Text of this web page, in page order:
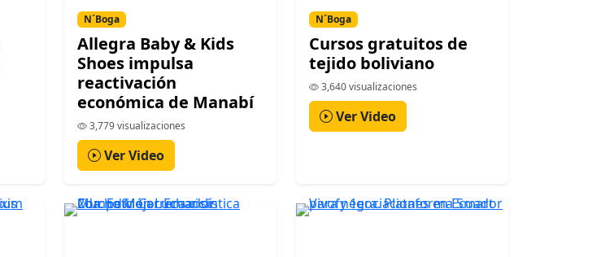
N´Boga
Allegra Baby & Kids
Shoes impulsa
reactivación
económica de Manabí
3,779 visualizaciones
Ver Video
N´Boga
Cursos gratuitos de
tejido boliviano
3,640 visualizaciones
Ver Video